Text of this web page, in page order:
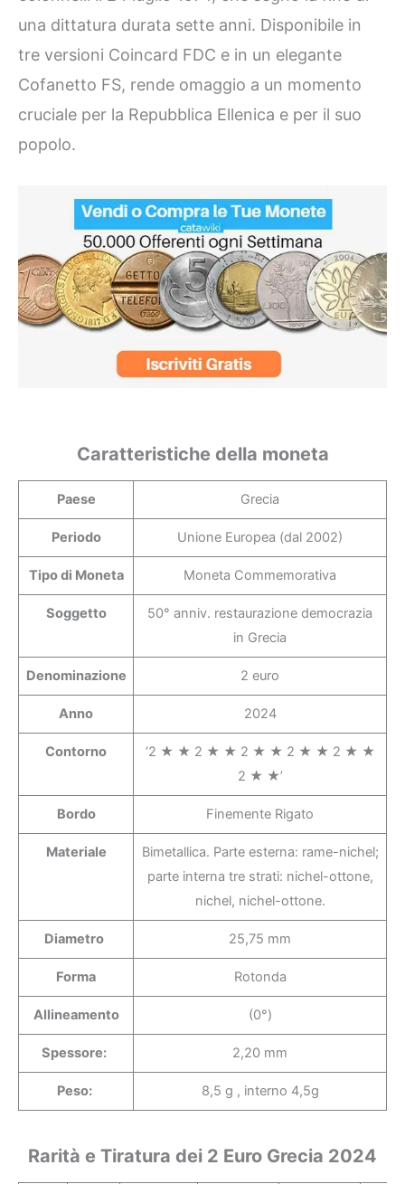
una dittatura durata sette anni. Disponibile in
tre versioni Coincard FDC e in un elegante
Cofanetto FS, rende omaggio a un momento
cruciale per la Repubblica Ellenica e per il suo
popolo.
Caratteristiche della moneta
Paese Grecia
Periodo Unione Europea (dal 2002)
Tipo di Moneta Moneta Commemorativa
Soggetto
50° anniv. restaurazione democrazia
in Grecia
Denominazione 2 euro
Anno 2024
Contorno
‘2 ★ ★ 2 ★ ★ 2 ★ ★ 2 ★ ★ 2 ★ ★
2 ★ ★’
Bordo Finemente Rigato
Materiale
Bimetallica. Parte esterna: rame-nichel;
parte interna tre strati: nichel-ottone,
nichel, nichel-ottone.
Diametro 25,75 mm
Forma Rotonda
Allineamento (0°)
Spessore: 2,20 mm
Peso: 8,5 g , interno 4,5g
Rarità e Tiratura dei 2 Euro Grecia 2024